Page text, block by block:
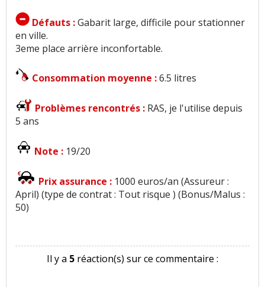
Défauts :Gabarit large, difficile pour stationner
en ville.
3eme place arrière inconfortable.
Consommation moyenne :6.5 litres
Problèmes rencontrés : RAS, je l'utilise depuis
5 ans
Note : 19/20
Prix assurance : 1000 euros/an (Assureur :
April) (type de contrat : Tout risque ) (Bonus/Malus :
50)
Il y a 5 réaction(s) sur ce commentaire :